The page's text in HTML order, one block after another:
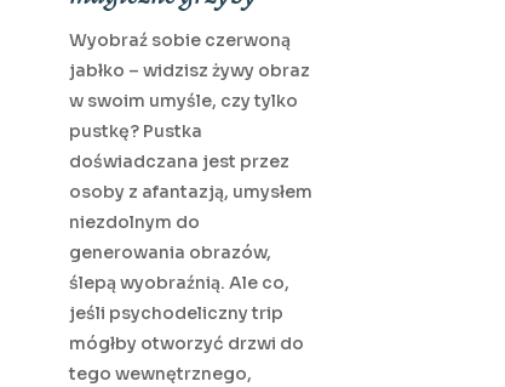
Wyobraź sobie czerwoną
jabłko – widzisz żywy obraz
w swoim umyśle, czy tylko
pustkę? Pustka
doświadczana jest przez
osoby z afantazją, umysłem
niezdolnym do
generowania obrazów,
ślepą wyobraźnią. Ale co,
jeśli psychodeliczny trip
mógłby otworzyć drzwi do
tego wewnętrznego,